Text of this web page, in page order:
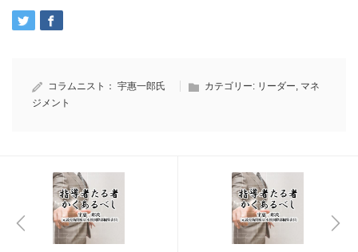
コラムニスト： 宇惠一郎氏 カテゴリー: リーダー, マネ
ジメント